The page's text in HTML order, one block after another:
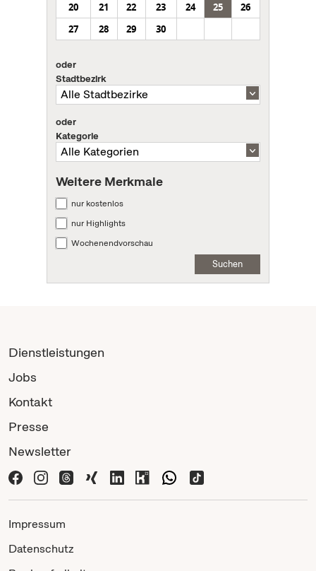
20
21 22 23 24 25
26
27
28 29 30
oder
Stadtbezirk
oder
Kategorie
Weitere Merkmale
nur kostenlos
nur Highlights
Wochenendvorschau
Suchen
Dienstleistungen
Jobs
Kontakt
Presse
Newsletter
Impressum
Datenschutz